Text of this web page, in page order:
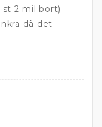
st 2 mil bort)
då det